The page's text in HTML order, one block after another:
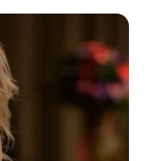
117
75
61